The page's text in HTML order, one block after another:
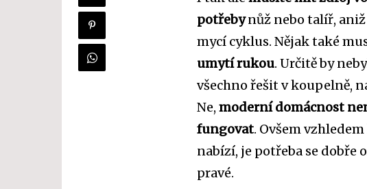
potřebynůž nebo talíř,
mycí cyklus. Nějak také
umytí rukou. Určitě by
všechno řešit v koupelně,
Ne,moderní domácnost
fungovat. Ovšem
nabízí, je potřeba se dobře
pravé.